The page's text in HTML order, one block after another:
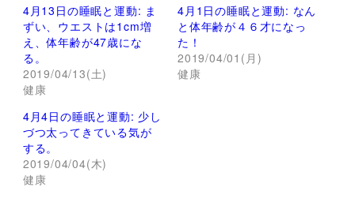
i
t
t
e
で
共
有
(
し
い
ウ
ィ
ン
ド
ウ
で
で
共
有
す
は
ク
し
て
さ
4月13日の睡眠と運動: ま
ずい、ウエストは1cm増
え、体年齢が47歳にな
る。
2019/04/13(土)
健康
4月1日の睡眠と運動: なん
と体年齢が４６才になっ
た！
2019/04/01(月)
健康
4月4日の睡眠と運動: 少し
づつ太ってきている気が
する。
2019/04/04(木)
健康